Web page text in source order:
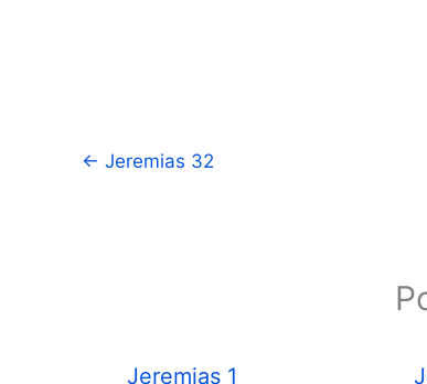
← Jeremias 32
Jeremias 1